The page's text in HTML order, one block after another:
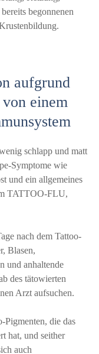
begonnenen
aufgrund
einem
schlapp und matt
Symptome wie
und ein allgemeines
TATTOO-FLU,
nach dem Tattoo-
Blasen,
und anhaltende
des tätowierten
Arzt aufsuchen.
Pigmenten, die das
hat, und seither
auch